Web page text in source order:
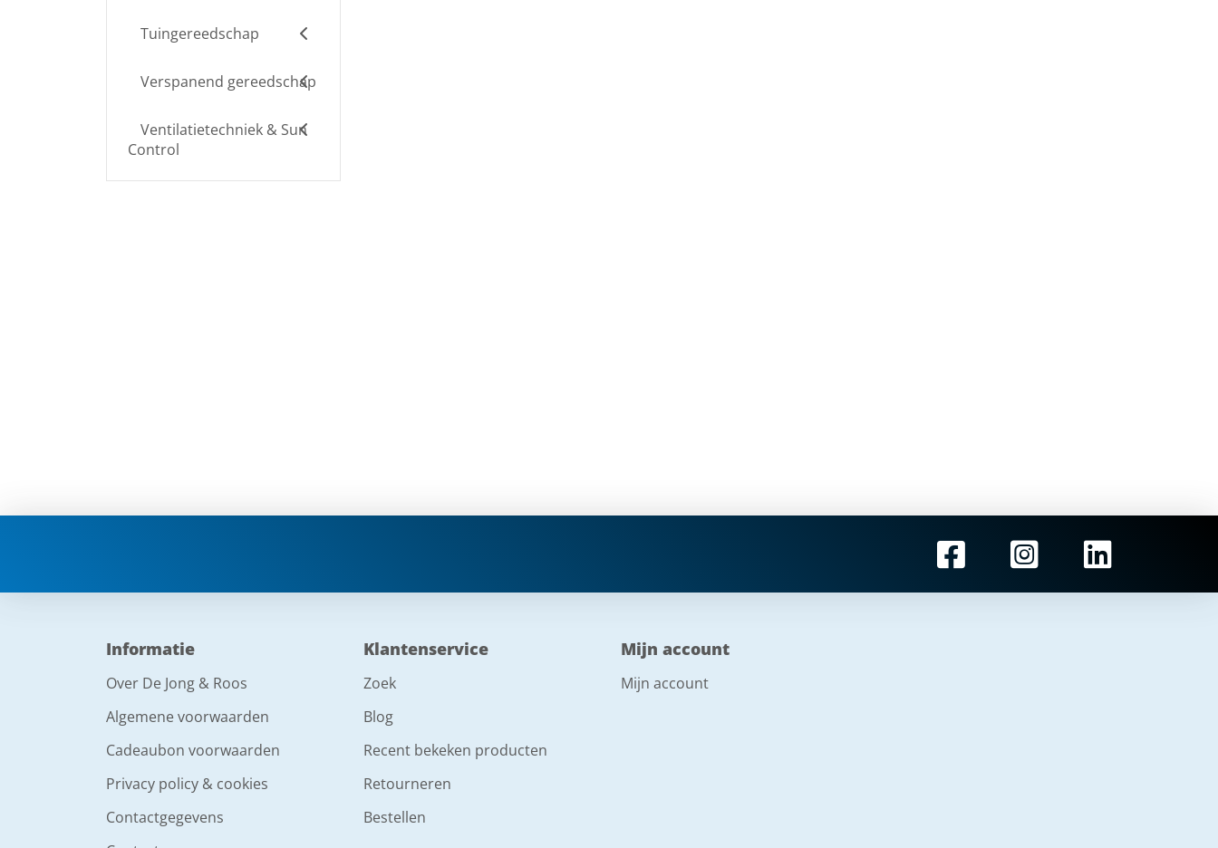
Tuingereedschap
Verspanend gereedschap
Ventilatietechniek & Sun
Control
Informatie
Over De Jong & Roos
Algemene voorwaarden
Cadeaubon voorwaarden
Privacy policy & cookies
Contactgegevens
Klantenservice
Zoek
Blog
Recent bekeken producten
Retourneren
Bestellen
Mijn account
Mijn account